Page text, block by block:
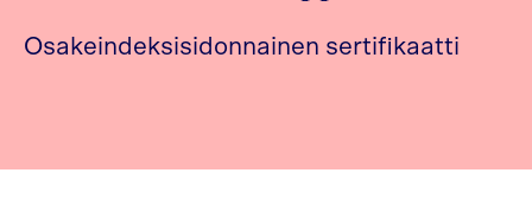
Osakeindeksisidonnainen sertifikaatti